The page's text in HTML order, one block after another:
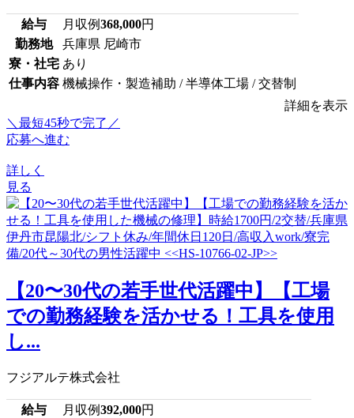
給与 月収例368,000円
勤務地
兵庫県 尼崎市
寮・社宅 あり
仕事内容 機械操作・製造補助 / 半導体工場 / 交替制
詳細を表示
＼最短45秒で完了／
応募へ進む
詳しく
見る
【20〜30代の若手世代活躍中】【工場
での勤務経験を活かせる！工具を使用
し...
フジアルテ株式会社
給与 月収例392,000円